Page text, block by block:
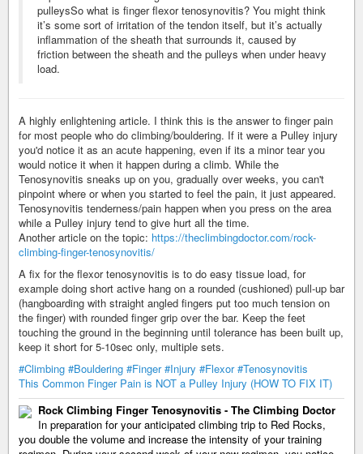
pulleysSo what is finger flexor tenosynovitis? You might think
it’s some sort of irritation of the tendon itself, but it’s actually
inflammation of the sheath that surrounds it, caused by
friction between the sheath and the pulleys when under heavy
load.
A highly enlightening article. I think this is the answer to finger pain
for most people who do climbing/bouldering. If it were a Pulley injury
you'd notice it as an acute happening, even if its a minor tear you
would notice it when it happen during a climb. While the
Tenosynovitis sneaks up on you, gradually over weeks, you can't
pinpoint where or when you started to feel the pain, it just appeared.
Tenosynovitis tenderness/pain happen when you press on the area
while a Pulley injury tend to give hurt all the time.
Another article on the topic: https://theclimbingdoctor.com/rock-
climbing-finger-tenosynovitis/
A fix for the flexor tenosynovitis is to do easy tissue load, for
example doing short active hang on a rounded (cushioned) pull-up bar
(hangboarding with straight angled fingers put too much tension on
the finger) with rounded finger grip over the bar. Keep the feet
touching the ground in the beginning until tolerance has been built up,
keep it short for 5-10sec only, multiple sets.
#Climbing #Bouldering #Finger #Injury #Flexor #Tenosynovitis
This Common Finger Pain is NOT a Pulley Injury (HOW TO FIX IT)
Rock Climbing Finger Tenosynovitis - The Climbing Doctor
In preparation for your anticipated climbing trip to Red Rocks,
you double the volume and increase the intensity of your training